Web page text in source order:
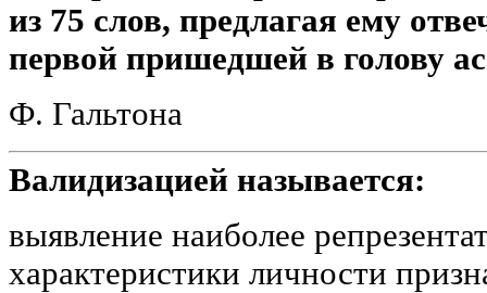
из 75 слов, предлагая ему
первой пришедшей в голову
Ф. Гальтона
Валидизацией называется:
выявление наиболее
характеристики личности